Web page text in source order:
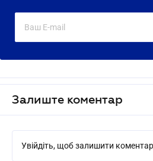
Залиште коментар
Увійдіть, щоб залишити коментар